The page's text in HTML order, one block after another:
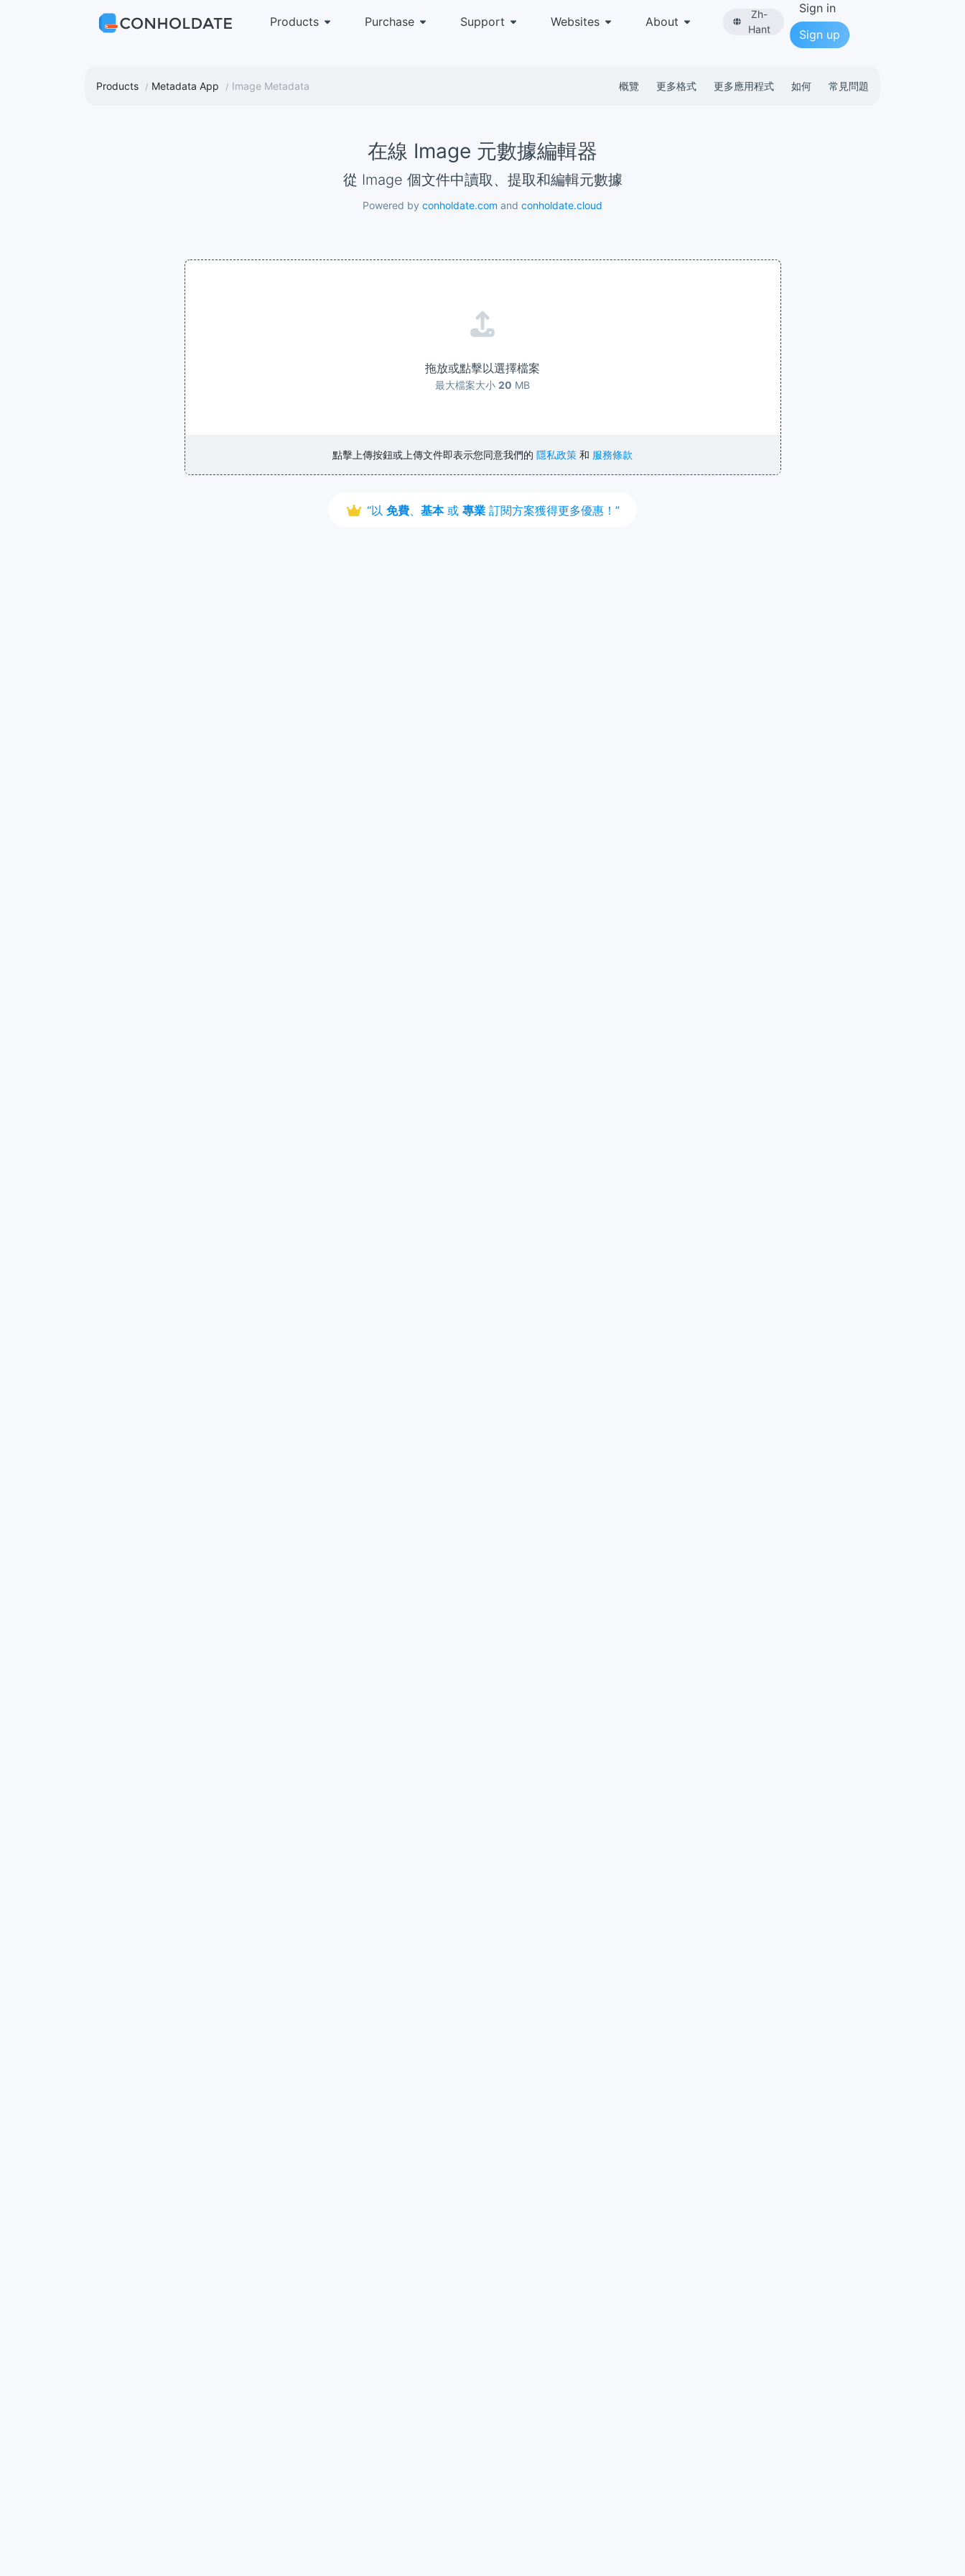
Products Purchase Support Websites About
Zh-
Hant
Sign in
Sign up
Products Metadata App Image Metadata 概覽 更多格式 更多應用程式 如何 常見問題
在線 Image 元數據編輯器
從 Image 個文件中讀取、提取和編輯元數據
Powered by conholdate.com and conholdate.cloud
拖放或點擊以選擇檔案
最大檔案大小 20 MB
點擊上傳按鈕或上傳文件即表示您同意我們的 隱私政策 和 服務條款
“以 免費、 基本或 專業 訂閱方案獲得更多優惠！”